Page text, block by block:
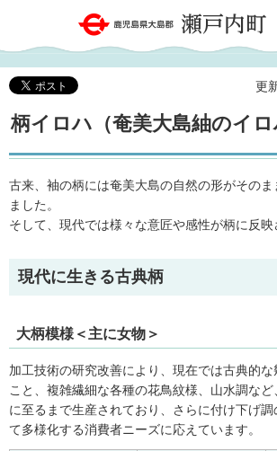
鹿児島県大島郡 瀬戸内町
更
柄イロハ（奄美大島紬のイロ
古来、袖の柄には奄美大島の自然の形がそのま
ました。
そして、現代では様々な意匠や感性が柄に反映
現代に生きる古典柄
大柄模様＜主に女物＞
加工技術の研究改善により、現在では古典的
こと、複雑繊細な各種の花鳥紋様、山水調な
に至るまで生産されており、さらに付け下げ
て多様化する消費者ニーズに応えています。